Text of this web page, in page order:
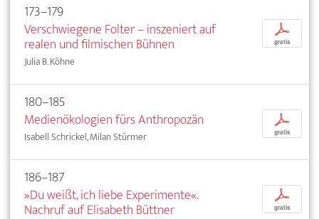
173–179
Verschwiegene Folter – inszeniert auf
realen und filmischen Bühnen
Julia B. Köhne
p
gratis
180–185
Medienökologien fürs Anthropozän
Isabell Schrickel, Milan Stürmer
p
gratis
186–187
»Du weißt, ich liebe Experimente«.
Nachruf auf Elisabeth Büttner
p
gratis